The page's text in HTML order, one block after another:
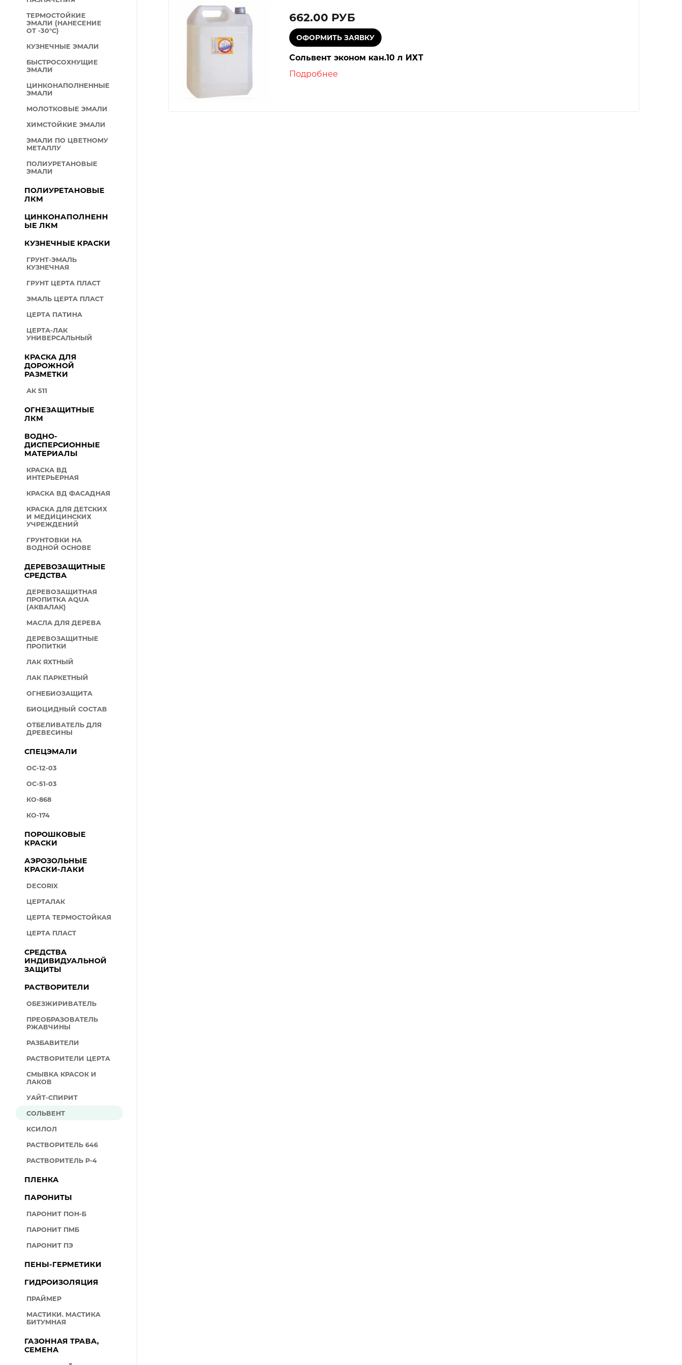
ТЕРМОСТОЙКИЕ
ЭМАЛИ (НАНЕСЕНИЕ
ОТ -30°С)
КУЗНЕЧНЫЕ ЭМАЛИ
БЫСТРОСОХНУЩИЕ
ЭМАЛИ
ЦИНКОНАПОЛНЕННЫЕ
ЭМАЛИ
МОЛОТКОВЫЕ ЭМАЛИ
ХИМСТОЙКИЕ ЭМАЛИ
ЭМАЛИ ПО ЦВЕТНОМУ
МЕТАЛЛУ
ПОЛИУРЕТАНОВЫЕ
ЭМАЛИ
ПОЛИУРЕТАНОВЫЕ
ЛКМ
ЦИНКОНАПОЛНЕНН
ЫЕ ЛКМ
КУЗНЕЧНЫЕ КРАСКИ
ГРУНТ-ЭМАЛЬ
КУЗНЕЧНАЯ
ГРУНТ ЦЕРТА ПЛАСТ
ЭМАЛЬ ЦЕРТА ПЛАСТ
ЦЕРТА ПАТИНА
ЦЕРТА-ЛАК
УНИВЕРСАЛЬНЫЙ
КРАСКА ДЛЯ
ДОРОЖНОЙ
РАЗМЕТКИ
АК 511
ОГНЕЗАЩИТНЫЕ
ЛКМ
ВОДНО-
ДИСПЕРСИОННЫЕ
МАТЕРИАЛЫ
КРАСКА ВД
ИНТЕРЬЕРНАЯ
КРАСКА ВД ФАСАДНАЯ
КРАСКА ДЛЯ ДЕТСКИХ
И МЕДИЦИНСКИХ
УЧРЕЖДЕНИЙ
ГРУНТОВКИ НА
ВОДНОЙ ОСНОВЕ
ДЕРЕВОЗАЩИТНЫЕ
СРЕДСТВА
ДЕРЕВОЗАЩИТНАЯ
ПРОПИТКА AQUA
(АКВАЛАК)
МАСЛА ДЛЯ ДЕРЕВА
ДЕРЕВОЗАЩИТНЫЕ
ПРОПИТКИ
ЛАК ЯХТНЫЙ
ЛАК ПАРКЕТНЫЙ
ОГНЕБИОЗАЩИТА
БИОЦИДНЫЙ СОСТАВ
ОТБЕЛИВАТЕЛЬ ДЛЯ
ДРЕВЕСИНЫ
СПЕЦЭМАЛИ
ОС-12-03
ОС-51-03
КО-868
КО-174
ПОРОШКОВЫЕ
КРАСКИ
АЭРОЗОЛЬНЫЕ
КРАСКИ-ЛАКИ
DECORIX
ЦЕРТАЛАК
ЦЕРТА ТЕРМОСТОЙКАЯ
ЦЕРТА ПЛАСТ
СРЕДСТВА
ИНДИВИДУАЛЬНОЙ
ЗАЩИТЫ
РАСТВОРИТЕЛИ
ОБЕЗЖИРИВАТЕЛЬ
ПРЕОБРАЗОВАТЕЛЬ
РЖАВЧИНЫ
РАЗБАВИТЕЛИ
РАСТВОРИТЕЛИ ЦЕРТА
СМЫВКА КРАСОК И
ЛАКОВ
УАЙТ-СПИРИТ
СОЛЬВЕНТ
КСИЛОЛ
РАСТВОРИТЕЛЬ 646
РАСТВОРИТЕЛЬ Р-4
ПЛЕНКА
ПАРОНИТЫ
ПАРОНИТ ПОН-Б
ПАРОНИТ ПМБ
ПАРОНИТ ПЭ
ПЕНЫ-ГЕРМЕТИКИ
ГИДРОИЗОЛЯЦИЯ
ПРАЙМЕР
МАСТИКИ. МАСТИКА
БИТУМНАЯ
ГАЗОННАЯ ТРАВА,
СЕМЕНА
662.00 РУБ
Сольвент эконом кан.10 л ИХТ
Подробнее